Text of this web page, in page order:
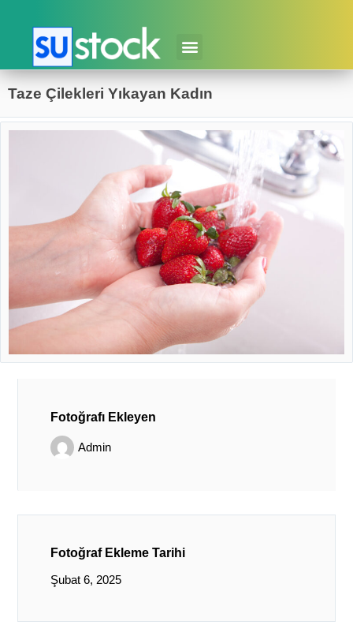
Taze Çilekleri Yıkayan Kadın
Fotoğrafı Ekleyen
Admin
Fotoğraf Ekleme Tarihi
Şubat 6, 2025